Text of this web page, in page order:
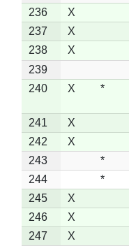
236
X
237
X
238
X
239
240
X *
241 X
242
X
243
*
244
*
245
X
246
X
247
X